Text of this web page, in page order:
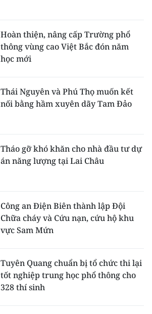
Hoàn thiện, nâng cấp Trường phổ
thông vùng cao Việt Bắc đón năm
học mới
Thái Nguyên và Phú Thọ muốn kết
nối bằng hầm xuyên dãy Tam Đảo
Tháo gỡ khó khăn cho nhà đầu tư dự
án năng lượng tại Lai Châu
Công an Điện Biên thành lập Đội
Chữa cháy và Cứu nạn, cứu hộ khu
vực Sam Mứn
Tuyên Quang chuẩn bị tổ chức thi lại
tốt nghiệp trung học phổ thông cho
328 thí sinh